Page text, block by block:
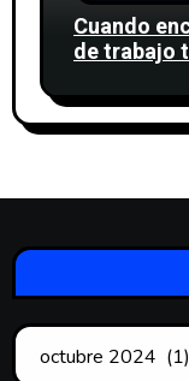
Cuando
de trabajo